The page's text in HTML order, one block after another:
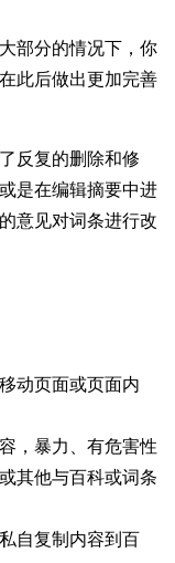
部分的情况下，你
此后做出更加完善
反复的删除和修
是在编辑摘要中进
意见对词条进行改
动页面或页面内
，暴力、有危害性
其他与百科或词条
自复制内容到百